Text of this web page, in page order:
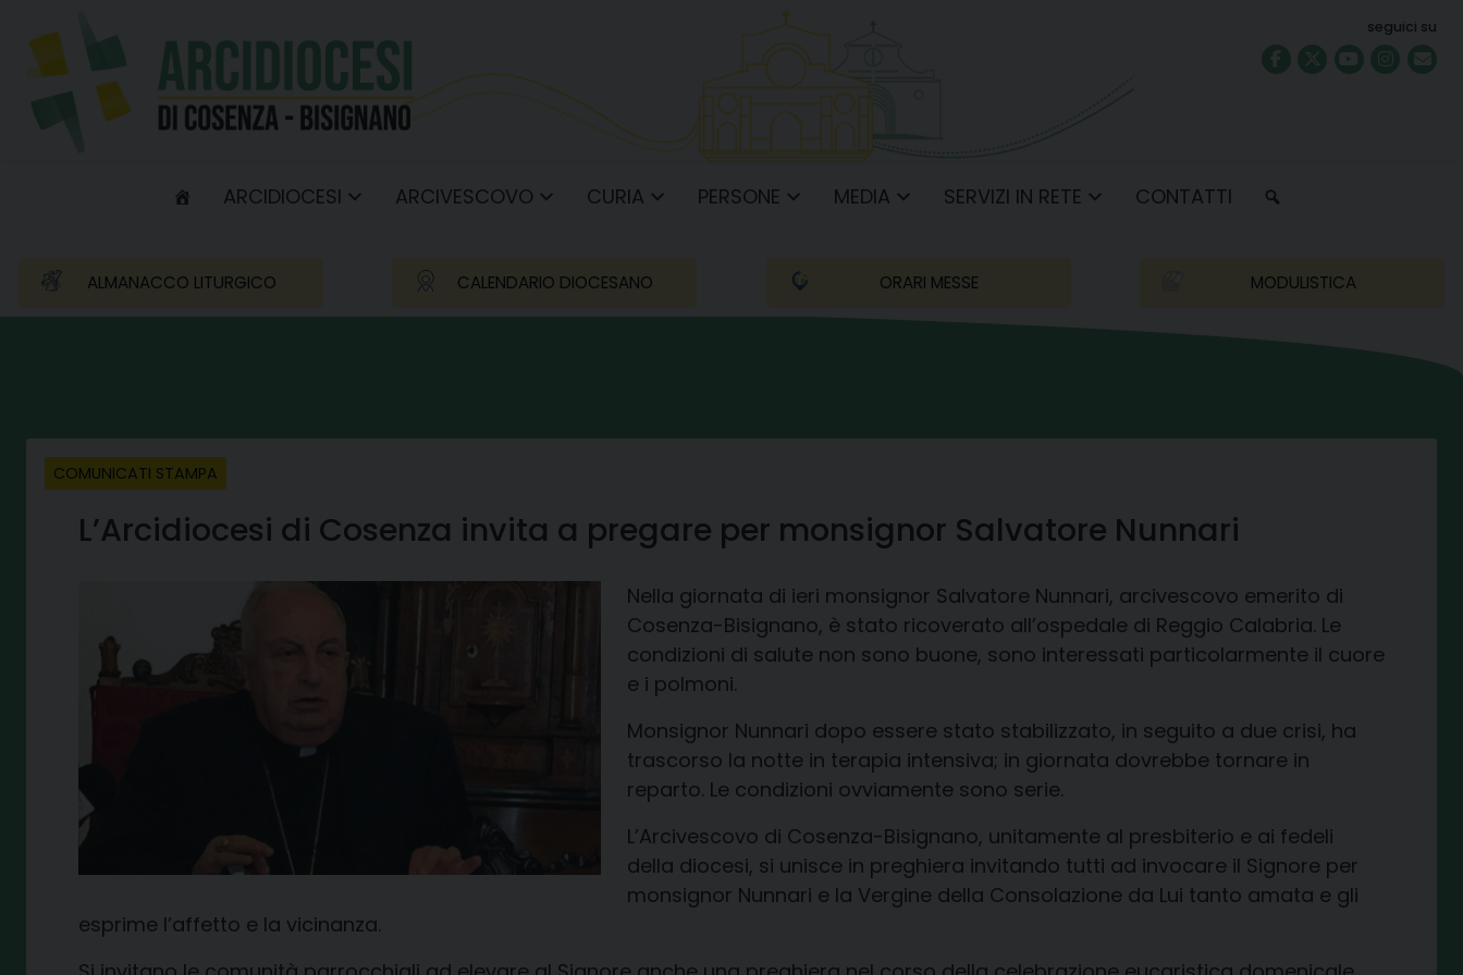
content
seguici su
ARCIDIOCESI ARCIVESCOVO CURIA PERSONE MEDIA SERVIZI IN RETE CONTATTI
ALMANACCO LITURGICO CALENDARIO DIOCESANO ORARI MESSE MODULISTICA
COMUNICATI STAMPA
L’Arcidiocesi di Cosenza invita a pregare per monsignor Salvatore Nunnari
Nella giornata di ieri monsignor Salvatore Nunnari, arcivescovo emerito di
Cosenza-Bisignano, è stato ricoverato all’ospedale di Reggio Calabria. Le
condizioni di salute non sono buone, sono interessati particolarmente il cuore
e i polmoni.
Monsignor Nunnari dopo essere stato stabilizzato, in seguito a due crisi, ha
trascorso la notte in terapia intensiva; in giornata dovrebbe tornare in
reparto. Le condizioni ovviamente sono serie.
L’Arcivescovo di Cosenza-Bisignano, unitamente al presbiterio e ai fedeli
della diocesi, si unisce in preghiera invitando tutti ad invocare il Signore per
monsignor Nunnari e la Vergine della Consolazione da Lui tanto amata e gli
esprime l’affetto e la vicinanza.